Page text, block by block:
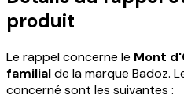
produit
Le rappel concerne le Mont
familialde la marque Badoz.
concerné sont les suivantes :